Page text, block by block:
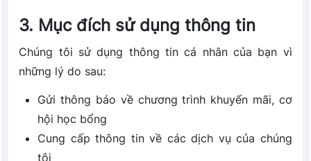
3. Mục đích sử dụng thông tin
Chúng tôi sử dụng thông tin cá nhân của bạn vì
những lý do sau:
Gửi thông báo về chương trình khuyến mãi, cơ
hội học bổng
Cung cấp thông tin về các dịch vụ của chúng
tôi